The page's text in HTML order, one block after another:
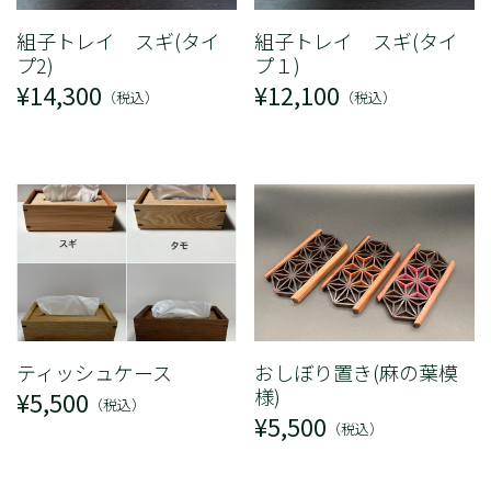
組子トレイ スギ(タイ
プ2)
¥14,300 （税込）
組子トレイ スギ(タイ
プ１)
¥12,100 （税込）
ティッシュケース
¥5,500 （税込）
おしぼり置き(麻の葉模
様)
¥5,500 （税込）